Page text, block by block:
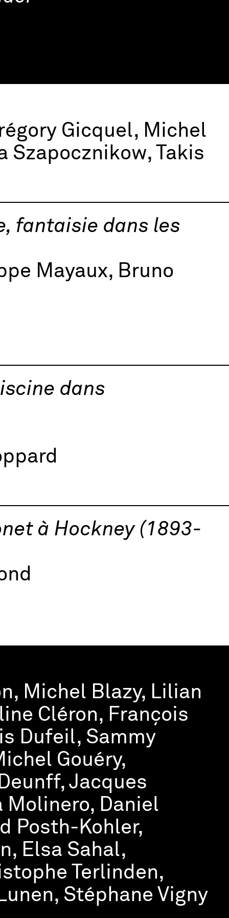
Gicquel, Michel
Szapocznikow, Takis
fantaisie dans les
Mayaux, Bruno
dans
à Hockney (1893-
Michel Blazy, Lilian
Cléron, François
Dufeil, Sammy
Gouéry,
Jacques
Molinero, Daniel
Posth-Kohler,
Elsa Sahal,
Terlinden,
Stéphane Vigny